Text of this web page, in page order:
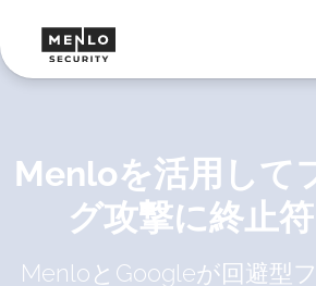
Menloを活用して
グ攻撃に終止
MenloとGoogleが回避型